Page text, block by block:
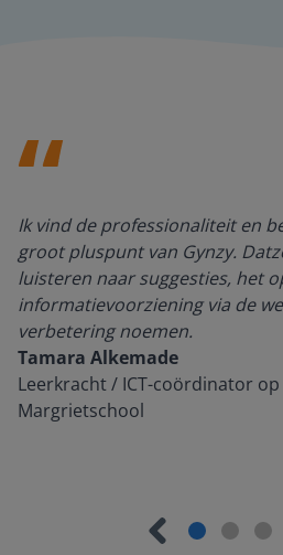
Ik vind de professionaliteit en
groot pluspunt van Gynzy.
luisteren naar suggesties, het
informatievoorziening via de
verbetering noemen.
Tamara Alkemade
Leerkracht / ICT-coördinator
Margrietschool